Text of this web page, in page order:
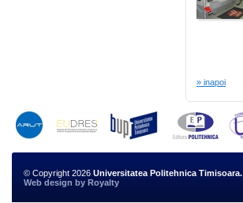
» inapoi
© Copyright 2026 Universitatea Politehnica Timisoara.
Web design by Royalty